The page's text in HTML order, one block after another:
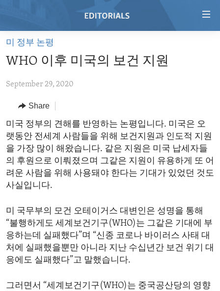
Skip
main
Skip
Navigation
Skip
to
Search
RADIO
REGIONS
AFRICA
AMERICAS
ASIA
EUROPE
TOPICS
HUMAN RIGHTS
SECURITY AND DEFENSE
AID AND DEVELOPMENT
ECONOMY AND TRADE
ENVIRONMENT AND HEALTH
IDEALS AND INSTITUTIONS
ARCHIVE
ABOUT US
FOLLOW US
미 정부 논평
WHO 이후 미국의 보건 지원
September 29, 2020
Share
미국 정부의 견해를 반영하는 논평입니다. 미국은 오
랫동안 전세계 사람들을 위해 보건지원과 인도적 지원
을 가장 많이 해왔습니다. 같은 지원은 미국 납세자들
의 후원으로 이뤄졌으며 그같은 지원이 유용하게 또 어
려운 사람을 위해 사용돼야 한다는 기대가 있었던 것도
사실입니다.
미 국무부의 모건 오테이거스 대변인은 성명을 통해
“불행하게도 세계보건기구(WHO)는 그같은 기대에 부
응하는데 실패했다”며 “신종 코로나 바이러스 사태 대
처에 실패했을뿐만 아니라 지난 수십년간 보건 위기 대
응에도 실패했다”고 말했습니다.
그러면서 “세계보건기구(WHO)는 중국공산당의 영향